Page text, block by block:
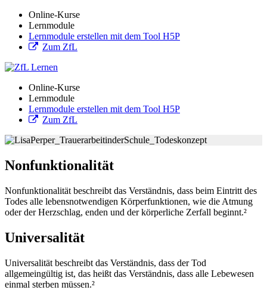
Online-Kurse
Lernmodule
Lernmodule erstellen mit dem Tool H5P
Zum ZfL
Online-Kurse
Lernmodule
Lernmodule erstellen mit dem Tool H5P
Zum ZfL
Nonfunktionalität
Nonfunktionalität beschreibt das Verständnis, dass beim Eintritt des
Todes alle lebensnotwendigen Körperfunktionen, wie die Atmung
oder der Herzschlag, enden und der körperliche Zerfall beginnt.²
Universalität
Universalität beschreibt das Verständnis, dass der Tod
allgemeingültig ist, das heißt das Verständnis, dass alle Lebewesen
einmal sterben müssen.²